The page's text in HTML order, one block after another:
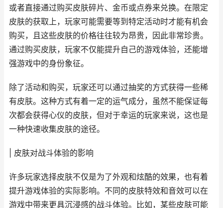
或者直接通过购买皮肤碎片、金币或点券来兑换。在限定
皮肤的获取上，玩家可能需要等到特定活动时才能有机会
购买，且这些皮肤的价格往往较为昂贵，因此非常珍贵。
通过购买皮肤，玩家不仅能提升自己的游戏体验，还能增
强游戏中的身份象征。
除了活动和购买，玩家还可以通过抽奖的方式获得一些稀
有皮肤。这种方式有着一定的运气成分，虽然不能保证每
次都会获得心仪的皮肤，但对于幸运的玩家来说，这也是
一种快速收集皮肤的途径。
| 皮肤对战斗体验的影响
许多玩家选择皮肤不仅是为了外观和炫酷的效果，也有着
提升游戏体验的实际影响。不同的皮肤特效和音效可以在
游戏中带来更具沉浸感的战斗体验。比如，某些皮肤可能